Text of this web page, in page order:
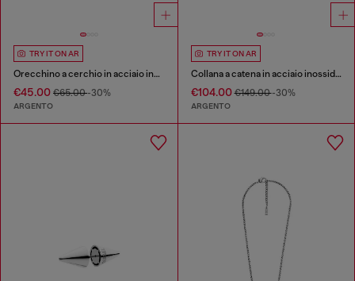
TRY IT ON AR
Orecchino a cerchio in acciaio inossidabile
€45.00 €65.00-30%
ARGENTO
TRY IT ON AR
Collana a catena in acciaio inossidabile
€104.00€149.00-30%
ARGENTO